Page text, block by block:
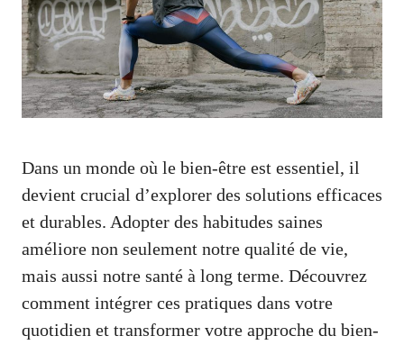
Dans un monde où le bien-être est essentiel, il
devient crucial d’explorer des solutions efficaces
et durables. Adopter des habitudes saines
améliore non seulement notre qualité de vie,
mais aussi notre santé à long terme. Découvrez
comment intégrer ces pratiques dans votre
quotidien et transformer votre approche du bien-